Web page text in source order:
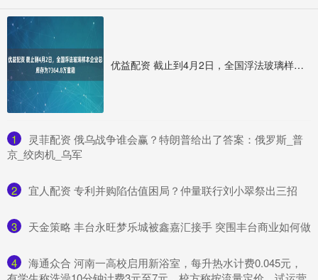
优益配资 截止到4月2日，全国浮法玻璃样本企业总库存为7364.8万重箱
1
​灵菲配资 俄乌战争谁会赢？特朗普给出了答案：俄罗斯_普
京_绞肉机_乌军
2 ​宜人配资 专利并购陷估值困局？仲量联行刘小翠祭出三招
3 ​天金策略 丰台永旺梦乐城被鑫嘉汇接手 突围丰台商业如何做
4
​海通众合 河南一高校启用新浴室，每升热水计费0.045元，